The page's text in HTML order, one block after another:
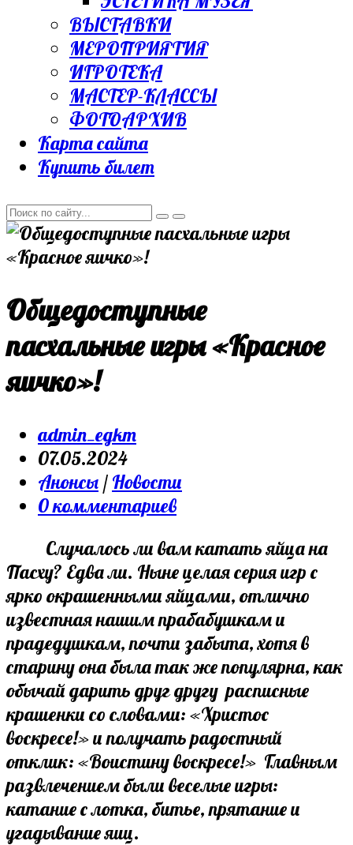
ВЫСТАВКИ
МЕРОПРИЯТИЯ
ИГРОТЕКА
МАСТЕР-КЛАССЫ
ФОТОАРХИВ
Карта сайта
Купить билет
Общедоступные
пасхальные игры «Красное
яичко»!
Post
author:
admin_egkm
Запись
опубликована:
07.05.2024
Post
category:
Анонсы / Новости
Post
0 комментариев
Случалось ли вам катать яйца на
Пасху? Едва ли. Ныне целая серия игр с
ярко окрашенными яйцами, отлично
известная нашим прабабушкам и
прадедушкам, почти забыта, хотя в
старину она была так же популярна, как
обычай дарить друг другу расписные
крашенки со словами: «Христос
воскресе!» и получать радостный
отклик: «Воистину воскресе!» Главным
развлечением были веселые игры:
катание с лотка, битье, прятание и
угадывание яиц.